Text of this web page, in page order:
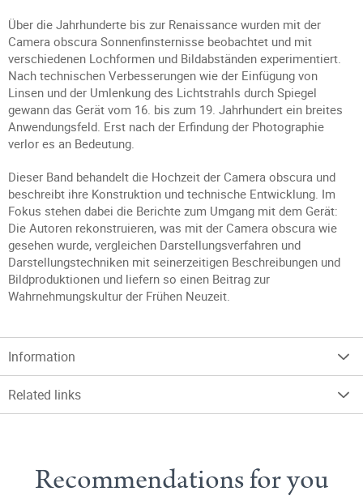
Über die Jahrhunderte bis zur Renaissance wurden mit der
Camera obscura Sonnenfinsternisse beobachtet und mit
verschiedenen Lochformen und Bildabständen experimentiert.
Nach technischen Verbesserungen wie der Einfügung von
Linsen und der Umlenkung des Lichtstrahls durch Spiegel
gewann das Gerät vom 16. bis zum 19. Jahrhundert ein breites
Anwendungsfeld. Erst nach der Erfindung der Photographie
verlor es an Bedeutung.
Dieser Band behandelt die Hochzeit der Camera obscura und
beschreibt ihre Konstruktion und technische Entwicklung. Im
Fokus stehen dabei die Berichte zum Umgang mit dem Gerät:
Die Autoren rekonstruieren, was mit der Camera obscura wie
gesehen wurde, vergleichen Darstellungsverfahren und
Darstellungstechniken mit seinerzeitigen Beschreibungen und
Bildproduktionen und liefern so einen Beitrag zur
Wahrnehmungskultur der Frühen Neuzeit.
Information
Related links
Recommendations for you